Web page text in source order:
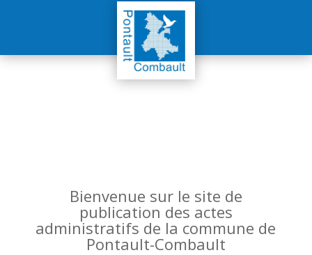
Bienvenue sur le site de
publication des actes
administratifs de la commune de
Pontault-Combault